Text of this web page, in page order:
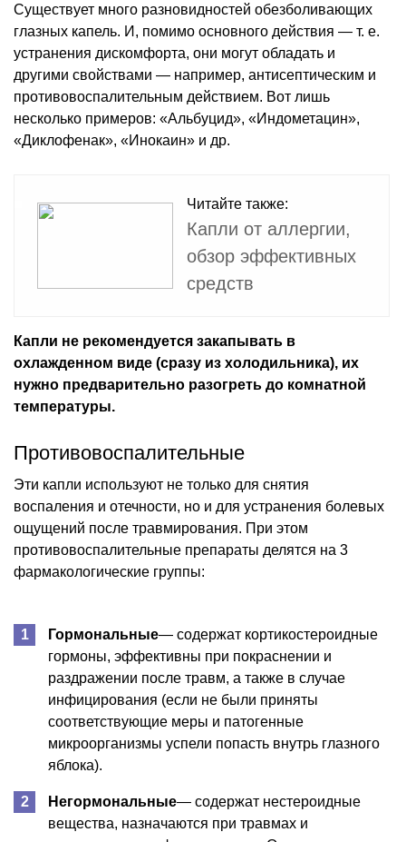
Существует много разновидностей обезболивающих
глазных капель. И, помимо основного действия — т. е.
устранения дискомфорта, они могут обладать и
другими свойствами — например, антисептическим и
противовоспалительным действием. Вот лишь
несколько примеров: «Альбуцид», «Индометацин»,
«Диклофенак», «Инокаин» и др.
Читайте также:
Капли от аллергии,
обзор эффективных
средств
Капли не рекомендуется закапывать в
охлажденном виде (сразу из холодильника), их
нужно предварительно разогреть до комнатной
температуры.
Противовоспалительные
Эти капли используют не только для снятия
воспаления и отечности, но и для устранения болевых
ощущений после травмирования. При этом
противовоспалительные препараты делятся на 3
фармакологические группы:
Гормональные— содержат кортикостероидные
гормоны, эффективны при покраснении и
раздражении после травм, а также в случае
инфицирования (если не были приняты
соответствующие меры и патогенные
микроорганизмы успели попасть внутрь глазного
яблока).
Негормональные— содержат нестероидные
вещества, назначаются при травмах и